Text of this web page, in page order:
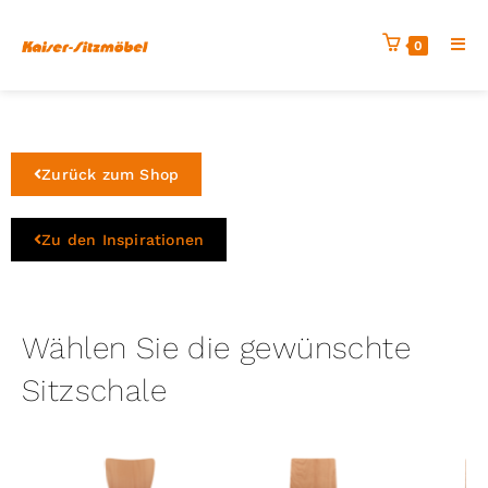
0
Zurück zum Shop
Zu den Inspirationen
Wählen Sie die gewünschte
Sitzschale